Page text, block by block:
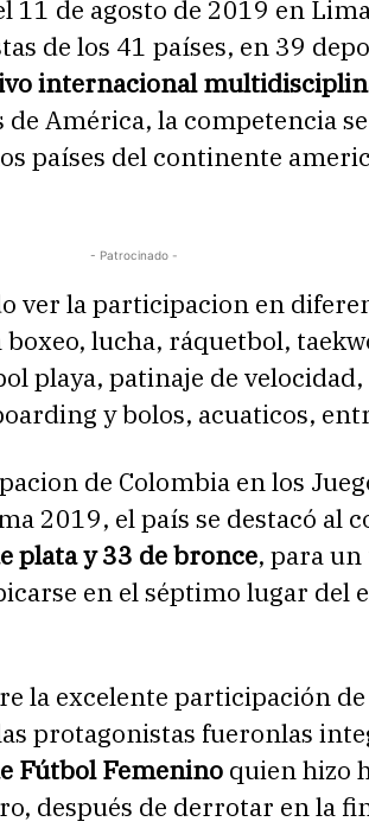
11 de agosto de 2019 en
de los 41 países, en 39
internacional
América, la competencia
países del continente
- Patrocinado -
ver la participacion en
lucha, ráquetbol,
playa, patinaje de
y bolos, acuaticos,
de Colombia en los
2019, el país se destacó al
plata y 33 de bronce, para
en el séptimo lugar del
la excelente participación
protagonistas fueronlas
Fútbol Femenino quien hizo
después de derrotar en la